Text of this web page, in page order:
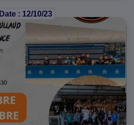
Date : 12/10/23